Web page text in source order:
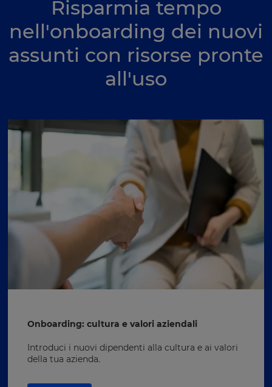
Risparmia tempo
nell'onboarding dei nuovi
assunti con risorse pronte
all'uso
Onboarding: cultura e valori aziendali
Introduci i nuovi dipendenti alla cultura e ai valori
della tua azienda.